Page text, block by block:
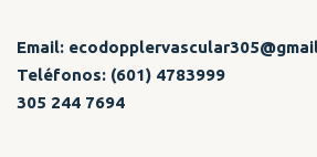
Email:
Teléfonos: (601) 4783999
305 244 7694